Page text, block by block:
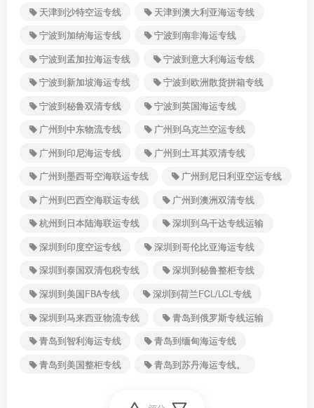
天津到沙特空运专线
天津到澳大利亚海运专线
宁波到加纳海运专线
宁波到南非海运专线
宁波到孟加拉海运专线
宁波到意大利海运专线
宁波到新加坡海运专线
宁波到欧洲散货拼箱专线
宁波到秘鲁双清专线
宁波到英国海运专线
广州到中东物流专线
广州到乌克兰空运专线
广州到印尼海运专线
广州到土耳其双清专线
广州到墨西哥空海联运专线
广州到尼日利亚空运专线
广州到巴西空海联运专线
广州到澳洲双清专线
杭州到日本陆海联运专线
深圳到乌干达专线运输
深圳到印度空运专线
深圳到哥伦比亚海运专线
深圳到泰国双清包税专线
深圳到秘鲁整柜专线
深圳到美国FBA专线
深圳到荷兰FCL/LCL专线
深圳到马来西亚物流专线
青岛到俄罗斯专线运输
青岛到智利海运专线
青岛到缅甸海运专线
青岛到美国整柜专线
青岛到苏丹海运专线。